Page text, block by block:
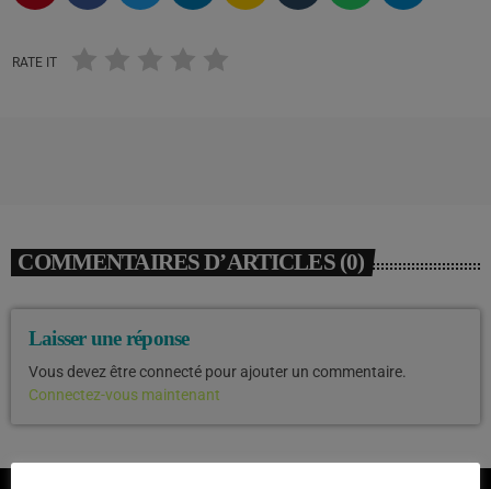
RATE IT
COMMENTAIRES D’ARTICLES (0)
Laisser une réponse
Vous devez être connecté pour ajouter un commentaire.
Connectez-vous maintenant